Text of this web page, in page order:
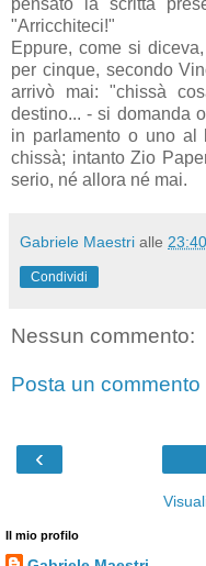
pensato la scritta
"Arricchiteci!"
Eppure, come si
per cinque, secondo
arrivò mai: "chissà
destino... - si domanda
in parlamento o uno al
chissà; intanto Zio
serio, né allora né mai.
Gabriele Maestri alle 23:40
Condividi
Nessun commento:
Posta un commento
‹
Il mio profilo